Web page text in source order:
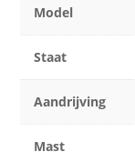
Model
Staat
Aandrijving
Mast